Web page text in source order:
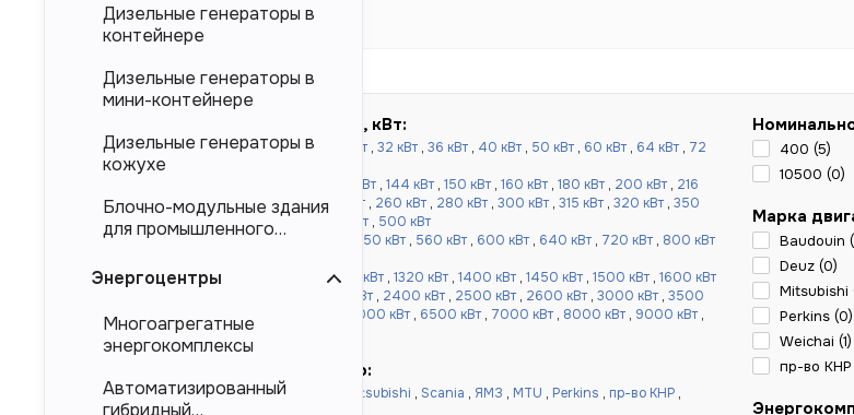
Быстрый подбор по мощности, кВт:
до 100 кВт:16 кВт,20 кВт,24 кВт 30 кВт , 32 кВт , 36 кВт , 40 кВт , 50 кВт , 60 кВт , 64 кВт , 72
кВт,80 кВт
130 кВт , 144 кВт , 150 кВт , 160 кВт , 180 кВт , 200 кВт , 216
кВт,220 кВт,240 кВт,250 кВт,256 кВт , 260 кВт , 280 кВт , 300 кВт , 315 кВт , 320 кВт , 350
кВт,360 кВт,400 кВт,450 кВт 480 кВт , 500 кВт
от 520 до 1000 кВт: 520 кВт, 550 кВт , 560 кВт , 600 кВт , 640 кВт , 720 кВт , 800 кВт
более 1000 кВт:1100 кВт 1200 кВт , 1320 кВт , 1400 кВт , 1450 кВт , 1500 кВт , 1600 кВт
2200 кВт , 2400 кВт , 2500 кВт , 2600 кВт , 3000 кВт , 3500
кВт
6000 кВт , 6500 кВт , 7000 кВт , 8000 кВт , 9000 кВт ,
10000 кВт
Быстрый подбор по двигателю:
Doosan,Cummins,Baudouin Mitsubishi , Scania , ЯМЗ , MTU , Perkins , пр-во КНР ,
400 (5)
10500 (0)
Марка
Baudouin (
Deuz (0)
Mitsubishi
Perkins (0)
Weichai (1)
пр-во КНР
Дизельные генераторы в
контейнере
Дизельные генераторы в
мини-контейнере
Дизельные генераторы в
кожухе
Блочно-модульные здания
для промышленного
оборудования (БМЗ)
Энергоцентры
Многоагрегатные
энергокомплексы
Автоматизированный
гибридный